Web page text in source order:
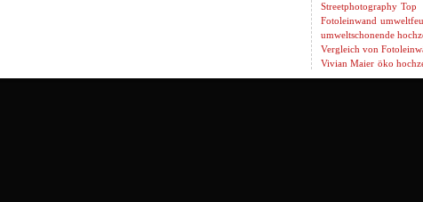
Streetphotography Top
Fotoleinwand
umweltschonende
Vergleich von
Vivian Maier öko